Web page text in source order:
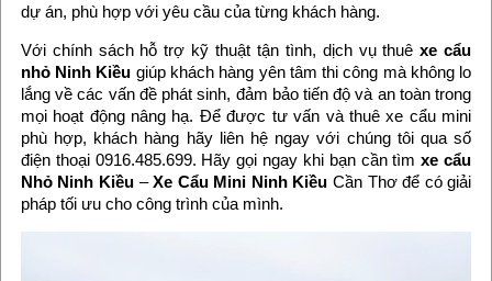
dự án, phù hợp với yêu cầu của từng khách hàng.
Với chính sách hỗ trợ kỹ thuật tận tình, dịch vụ thuêxe cẩu
nhỏ Ninh Kiều giúp khách hàng yên tâm thi công mà không lo
lắng về các vấn đề phát sinh, đảm bảo tiến độ và an toàn trong
mọi hoạt động nâng hạ. Để được tư vấn và thuê xe cẩu mini
phù hợp, khách hàng hãy liên hệ ngay với chúng tôi qua số
điện thoại 0916.485.699. Hãy gọi ngay khi bạn cần tìmxe cẩu
Nhỏ Ninh Kiều–Xe Cẩu Mini Ninh Kiều Cần Thơ để có giải
pháp tối ưu cho công trình của mình.